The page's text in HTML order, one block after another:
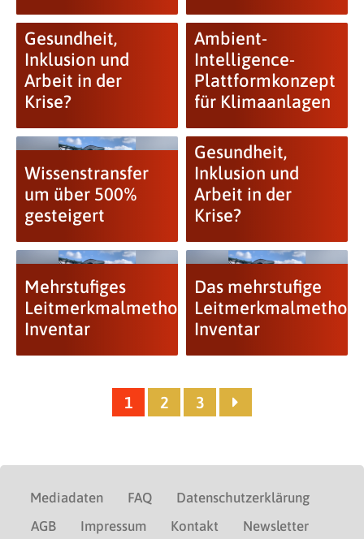
Gesundheit,
Inklusion und
Arbeit in der
Krise?
Ambient-
Intelligence-
Plattformkonzept
für Klimaanlagen
Wissenstransfer
um über 500%
gesteigert
Gesundheit,
Inklusion und
Arbeit in der
Krise?
Mehrstufiges
Leitmerkmalmethoden-
Inventar
Das mehrstufige
Inventar
1 2 3
Mediadaten FAQ
Datenschutzerklärung
AGB
Impressum Kontakt Newsletter